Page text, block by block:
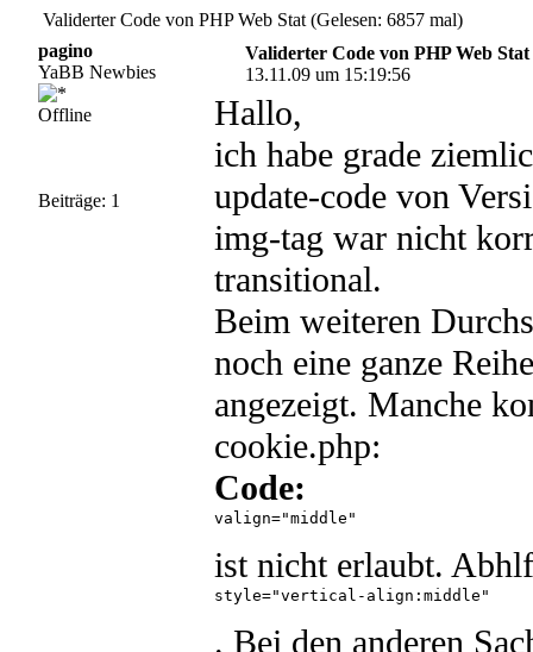
Validerter Code von PHP Web Stat (Gelesen: 6857 mal)
pagino
YaBB Newbies
Offline
Beiträge: 1
Validerter Code von PHP Web Stat
13.11.09 um 15:19:56
Hallo,
ich habe grade
update-code von
img-tag war nicht
transitional.
Beim weiteren
noch eine ganze
angezeigt. Manche
cookie.php:
Code:
valign="middle"
ist nicht erlaubt.
style="vertical-align:middle"
. Bei den anderen